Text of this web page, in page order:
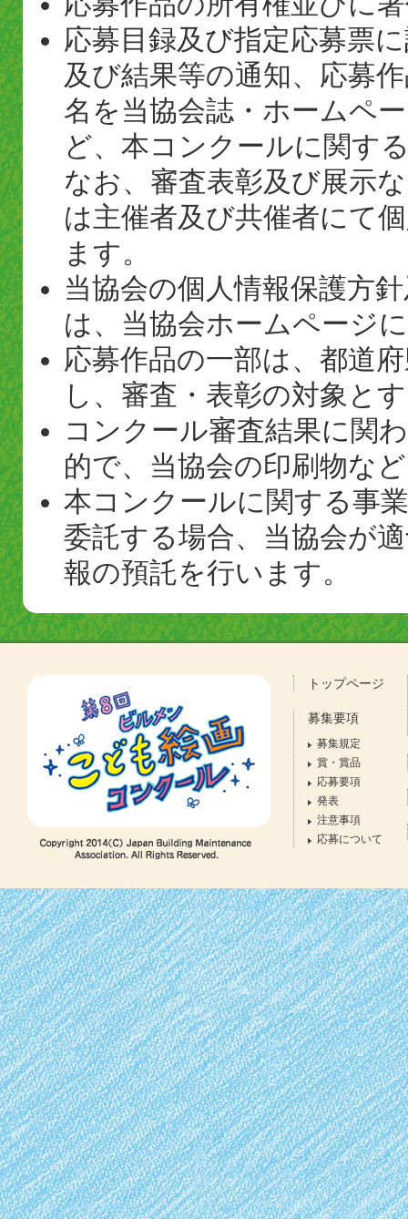
応募目録及び指定応募票
及び結果等の通知、応募
名を当協会誌・ホームペ
ど、本コンクールに関す
なお、審査表彰及び展示
は主催者及び共催者にて
ます。
当協会の個人情報保護方
は、当協会ホームページ
応募作品の一部は、都道
し、審査・表彰の対象と
コンクール審査結果に関
的で、当協会の印刷物な
本コンクールに関する事
委託する場合、当協会が
報の預託を行います。
トップページ
募集要項
募集規定
賞・賞品
応募要項
発表
注意事項
応募について